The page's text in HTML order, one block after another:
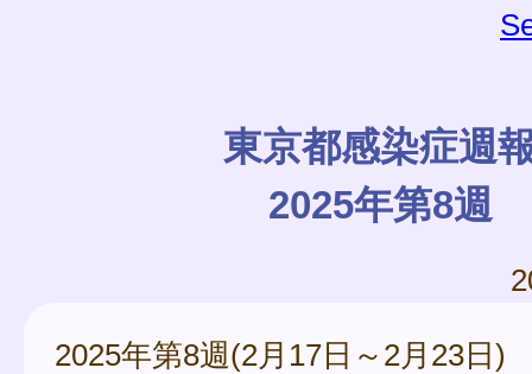
東京都感染症週
2025年第8週
2025年第8週(2月17日～2月23日)